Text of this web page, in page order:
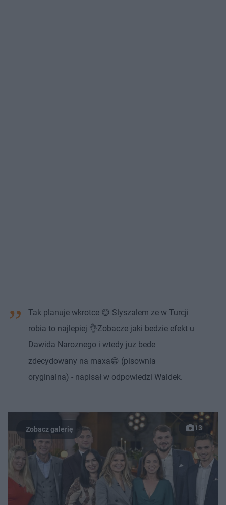
Tak planuje wkrotce 😊 Slyszalem ze w Turcji
robia to najlepiej 👌Zobacze jaki bedzie efekt u
Dawida Naroznego i wtedy juz bede
zdecydowany na maxa😁 (pisownia
oryginalna) - napisał w odpowiedzi Waldek.
13